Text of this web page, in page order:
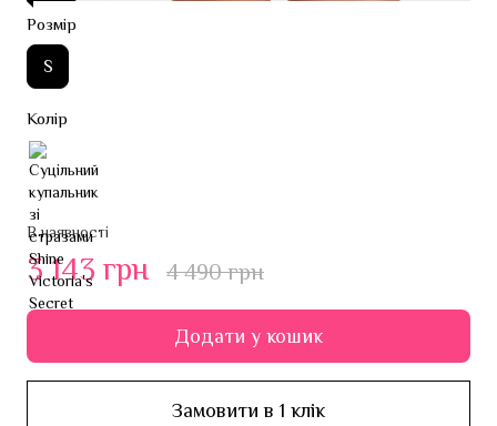
Розмір
S
Колір
В наявності
3 143 грн 4 490 грн
Додати у кошик
Замовити в 1 клік